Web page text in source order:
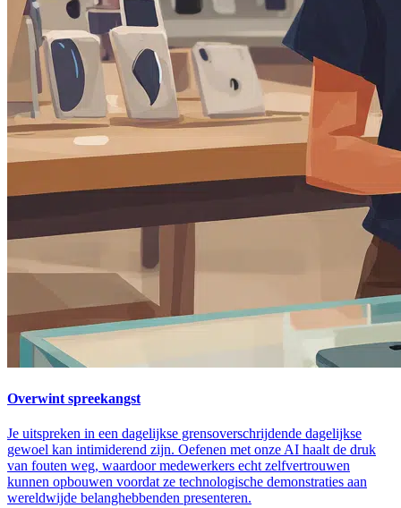
Overwint spreekangst
Je uitspreken in een dagelijkse grensoverschrijdende dagelijkse
gewoel kan intimiderend zijn. Oefenen met onze AI haalt de druk
van fouten weg, waardoor medewerkers echt zelfvertrouwen
kunnen opbouwen voordat ze technologische demonstraties aan
wereldwijde belanghebbenden presenteren.